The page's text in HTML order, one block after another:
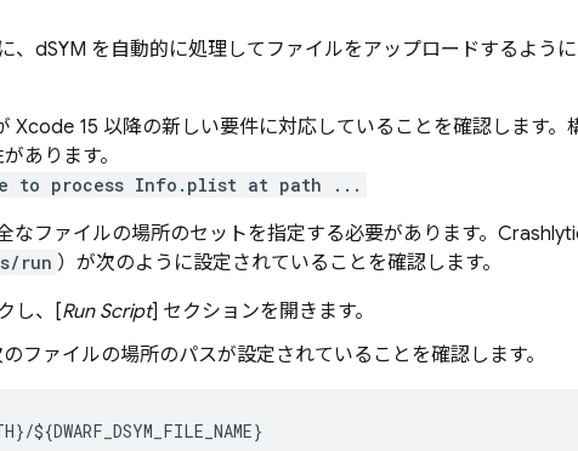
、dSYM を自動的に処理してファイルをアップロードするように
Xcode 15 以降の新しい要件に対応していることを確認します。
あります。
to process Info.plist at path ...
なファイルの場所のセットを指定する必要があります。
run ）が次のように設定されていることを確認します。
し、[Run Script] セクションを開きます。
ファイルの場所のパスが設定されていることを確認します。
${DWARF_DSYM_FILE_NAME}